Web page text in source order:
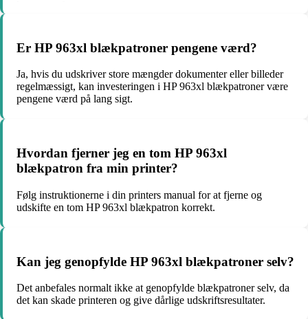
Er HP 963xl blækpatroner pengene værd?
Ja, hvis du udskriver store mængder dokumenter eller billeder
regelmæssigt, kan investeringen i HP 963xl blækpatroner være
pengene værd på lang sigt.
Hvordan fjerner jeg en tom HP 963xl
blækpatron fra min printer?
Følg instruktionerne i din printers manual for at fjerne og
udskifte en tom HP 963xl blækpatron korrekt.
Kan jeg genopfylde HP 963xl blækpatroner selv?
Det anbefales normalt ikke at genopfylde blækpatroner selv, da
det kan skade printeren og give dårlige udskriftsresultater.